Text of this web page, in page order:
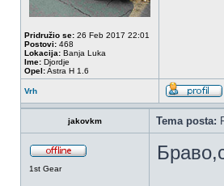
Pridružio se: 26 Feb 2017 22:01
Postovi: 468
Lokacija: Banja Luka
Ime: Djordje
Opel:Astra H 1.6
Vrh
jakovkm Tema posta:
1st Gear